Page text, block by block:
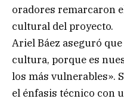
oradores remarcaron
cultural del proyecto.
Ariel Báez aseguró
cultura, porque es
los más vulnerables».
el énfasis técnico con